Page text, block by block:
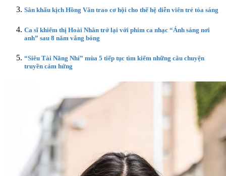
Sân khấu kịch Hồng Vân trao cơ hội cho thế hệ diễn viên trẻ tỏa sáng
Ca sĩ khiếm thị Hoài Nhân trở lại với phim ca nhạc “Ánh sáng nơi
anh” sau 8 năm vắng bóng
“Siêu Tài Năng Nhí” mùa 5 tiếp tục tìm kiếm những câu chuyện
truyền cảm hứng